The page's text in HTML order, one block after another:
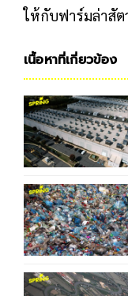
ให้กับฟาร์มล่าสัต
เนื้อหาที่เกี่ยวข้อง